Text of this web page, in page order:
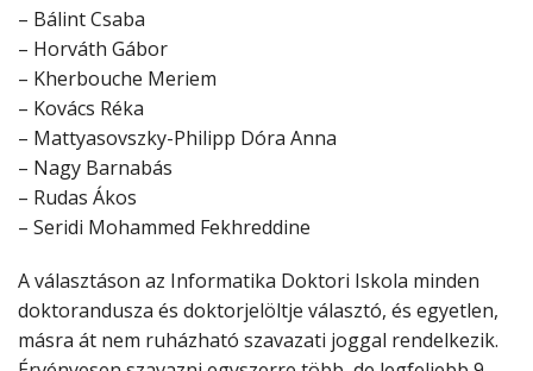
– Bálint Csaba
– Horváth Gábor
– Kherbouche Meriem
– Kovács Réka
– Mattyasovszky-Philipp Dóra Anna
– Nagy Barnabás
– Rudas Ákos
– Seridi Mohammed Fekhreddine
A választáson az Informatika Doktori Iskola minden
doktorandusza és doktorjelöltje választó, és egyetlen,
másra át nem ruházható szavazati joggal rendelkezik.